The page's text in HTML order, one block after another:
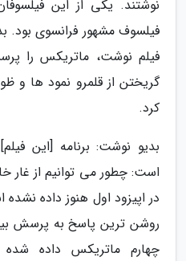
فیلسوف مشهور فرانسوی بود.
فیلم نوشت، ماتریکس را
گریختن از قلمرو نمود ها
کرد.
بدیو نوشت: برنامه [این
است: چطور می توانیم از
در اپیزود اول هنوز داده
روشن ترین پاسخ به پرسش
چهارم ماتریکس داده